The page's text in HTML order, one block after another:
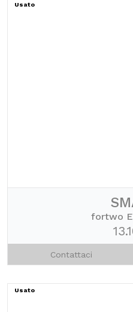
Usato
fortwo
Contattaci
Usato